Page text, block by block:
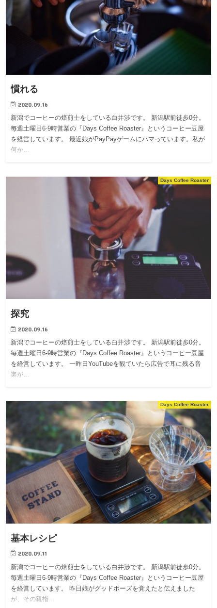
慣れる
2020.09.16
新潟でコーヒーの焙煎士をしている白井渉です。 新潟駅前徒歩0分。
毎週土曜日6-9時営業の『Days Coffee Roaster』というコーヒー豆屋
を経営しています。 最近娘がPayPayゲームにハマっています。私が
何か…
Days Coffee Roaster
探究
2020.09.16
新潟でコーヒーの焙煎士をしている白井渉です。 新潟駅前徒歩0分。
毎週土曜日6-9時営業の『Days Coffee Roaster』というコーヒー豆屋
を経営しています。 一昨日YouTubeを観ていたら広告で耳に残る音
楽が…
Days Coffee Roaster
基本レシピ
2020.09.11
新潟でコーヒーの焙煎士をしている白井渉です。 新潟駅前徒歩0分。
毎週土曜日6-9時営業の『Days Coffee Roaster』というコーヒー豆屋
を経営しています。 昨日娘がグッドポーズを覚えたと伝えました
が、その親指…